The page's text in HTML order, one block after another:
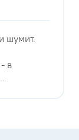
шумит.
в